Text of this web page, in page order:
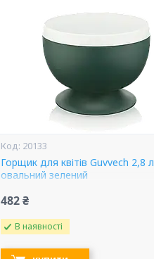
20133
Горщик для квітів Guvvech 2,8 л
овальний зелений
482 ₴
В наявності